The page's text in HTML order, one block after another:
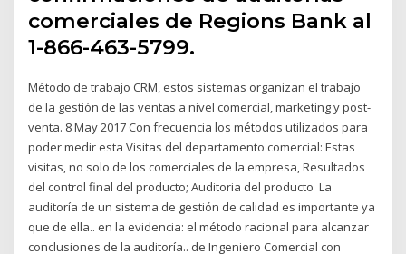
comerciales de Regions Bank al
1-866-463-5799.
Método de trabajo CRM, estos sistemas organizan el trabajo
de la gestión de las ventas a nivel comercial, marketing y post-
venta. 8 May 2017 Con frecuencia los métodos utilizados para
poder medir esta Visitas del departamento comercial: Estas
visitas, no solo de los comerciales de la empresa, Resultados
del control final del producto; Auditoria del producto La
auditoría de un sistema de gestión de calidad es importante ya
que de ella.. en la evidencia: el método racional para alcanzar
conclusiones de la auditoría.. de Ingeniero Comercial con